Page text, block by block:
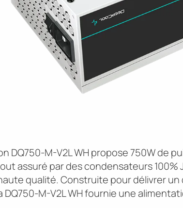
DQ750-M-V2L WH propose 750W de
assuré par des condensateurs 100%
haute qualité. Construite pour délivrer
M-V2L WH fournie une